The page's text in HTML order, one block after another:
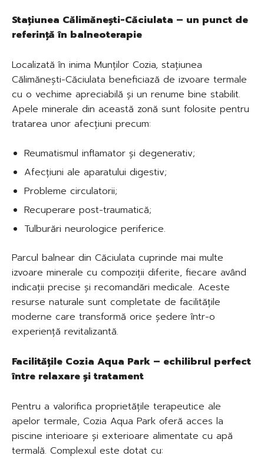
Stațiunea Călimănești-Căciulata – un punct de
referință în balneoterapie
Localizată în inima Munților Cozia, stațiunea
Călimănești-Căciulata beneficiază de izvoare termale
cu o vechime apreciabilă și un renume bine stabilit.
Apele minerale din această zonă sunt folosite pentru
tratarea unor afecțiuni precum:
Reumatismul inflamator și degenerativ;
Afecțiuni ale aparatului digestiv;
Probleme circulatorii;
Recuperare post-traumatică;
Tulburări neurologice periferice.
Parcul balnear din Căciulata cuprinde mai multe
izvoare minerale cu compoziții diferite, fiecare având
indicații precise și recomandări medicale. Aceste
resurse naturale sunt completate de facilitățile
moderne care transformă orice ședere într-o
experiență revitalizantă.
Facilitățile Cozia Aqua Park – echilibrul perfect
între relaxare și tratament
Pentru a valorifica proprietățile terapeutice ale
apelor termale, Cozia Aqua Park oferă acces la
piscine interioare și exterioare alimentate cu apă
termală. Complexul este dotat cu: